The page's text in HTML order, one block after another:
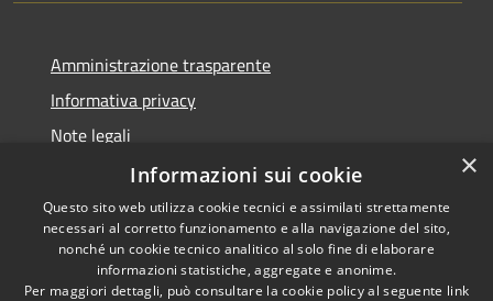
Amministrazione trasparente
Informativa privacy
Note legali
Dichiarazione di accessibilità
RSS
Copyright © 2026 • Città di
×
Informazioni sui cookie
Questo sito web utilizza cookie tecnici e assimilati strettamente
necessari al corretto funzionamento e alla navigazione del sito,
nonché un cookie tecnico analitico al solo fine di elaborare
informazioni statistiche, aggregate e anonime.
Per maggiori dettagli, può consultare la cookie policy al seguente link